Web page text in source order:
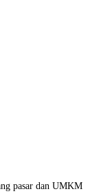
pasar dan UMKM